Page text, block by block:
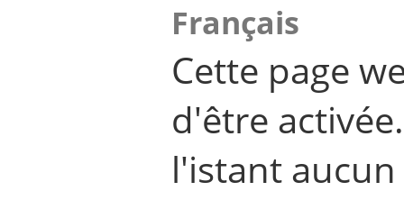
Français
Cette page
d'être
l'istant